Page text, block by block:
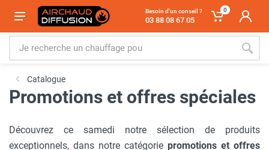
Besoin d'un conseil ?
03 88 08 67 05
0
Catalogue
Promotions et offres spéciales
Découvrez ce samedi notre sélection de produits
exceptionnels, dans notre catégorie promotions et offres